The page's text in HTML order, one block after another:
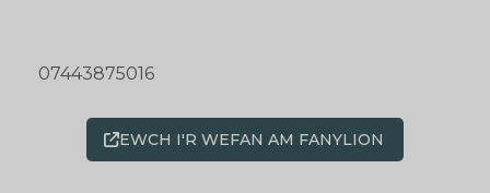
07443875016
EWCH I'R WEFAN AM FANYLION